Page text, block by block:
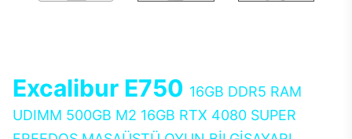
Excalibur E750 16GB DDR5 RAM
UDIMM 500GB M2 16GB RTX 4080 SUPER